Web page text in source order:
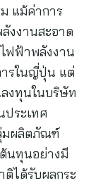
แม้ค่าการ
งงานสะอาด
ฟฟ้าพลังงาน
ารในญี่ปุ่น แต่
ลงทุนในบริษัท
ประเทศ
มผลิตภัณฑ์
นทุนอย่างมี
ได้รับผลกระ